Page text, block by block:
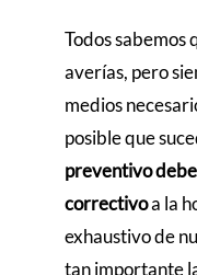
Todos sabemos
averías, pero
medios
posible que
preventivo
correctivoa la
exhaustivo de
tan importante